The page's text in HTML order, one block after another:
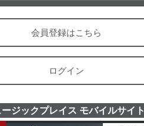
会員登録はこちら
ログイン
ージックプレイス モバイルサイト